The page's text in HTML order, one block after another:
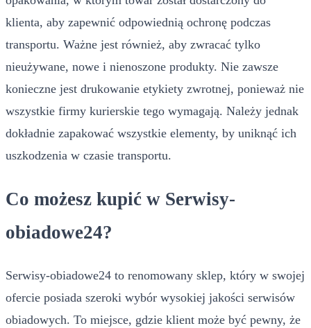
klienta, aby zapewnić odpowiednią ochronę podczas
transportu. Ważne jest również, aby zwracać tylko
nieużywane, nowe i nienoszone produkty. Nie zawsze
konieczne jest drukowanie etykiety zwrotnej, ponieważ nie
wszystkie firmy kurierskie tego wymagają. Należy jednak
dokładnie zapakować wszystkie elementy, by uniknąć ich
uszkodzenia w czasie transportu.
Co możesz kupić w Serwisy-
obiadowe24?
Serwisy-obiadowe24 to renomowany sklep, który w swojej
ofercie posiada szeroki wybór wysokiej jakości serwisów
obiadowych. To miejsce, gdzie klient może być pewny, że